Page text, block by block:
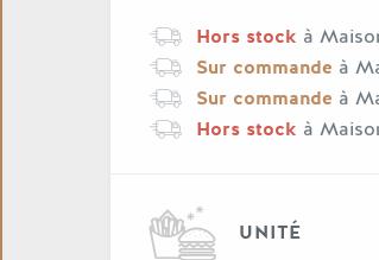
Hors stock à
Sur commande à
Sur commande à
Hors stock à
UNITÉ